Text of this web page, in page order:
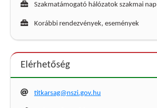
Szakmatámogató hálózatok szakmai nap
Korábbi rendezvények, események
Elérhetőség
titkarsag@nszi.gov.hu